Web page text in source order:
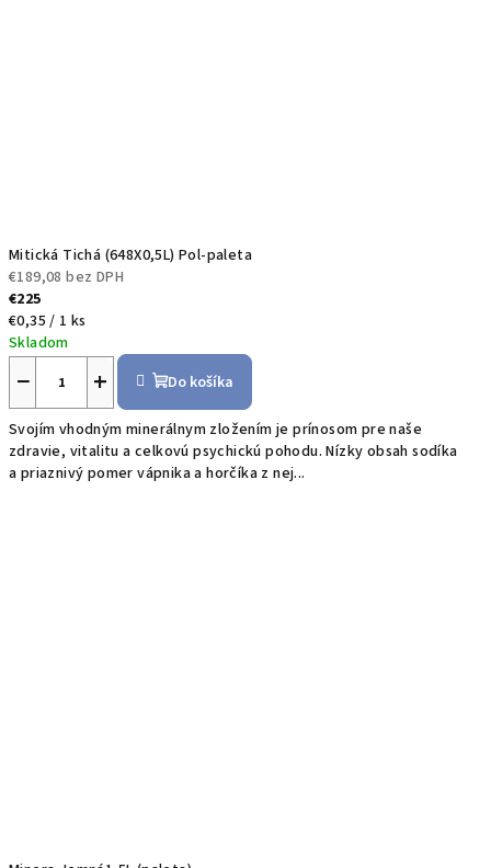
Mitická Tichá (648X0,5L) Pol-paleta
€189,08 bez DPH
€225
Jednotková
cena:
€0,35 / 1 ks
Skladom
+
− Do košíka
Svojím vhodným minerálnym zložením je prínosom pre naše
zdravie, vitalitu a celkovú psychickú pohodu. Nízky obsah sodíka
a priaznivý pomer vápnika a horčíka z nej...